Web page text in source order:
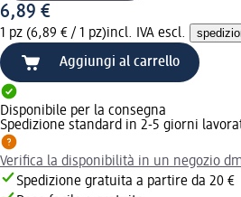
6,89 €
1 pz (6,89 € / 1 pz)incl. IVA escl.
Aggiungi al carrello
Disponibile per la consegna
Spedizione standard in 2-5 giorni
Verifica la disponibilità in un negozio
Spedizione gratuita a partire da 20 €